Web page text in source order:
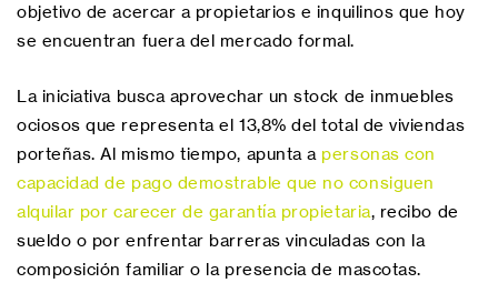
objetivo de acercar a propietarios e inquilinos que hoy
se encuentran fuera del mercado formal.
La iniciativa busca aprovechar un stock de inmuebles
ociosos que representa el 13,8% del total de viviendas
porteñas. Al mismo tiempo, apunta a personas con
capacidad de pago demostrable que no consiguen
alquilar por carecer de garantía propietaria, recibo de
sueldo o por enfrentar barreras vinculadas con la
composición familiar o la presencia de mascotas.